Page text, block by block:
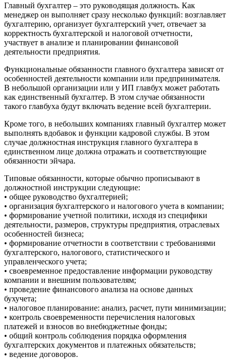
Главный бухгалтер – это руководящая должность. Как
менеджер он выполняет сразу несколько функций: возглавляет
бухгалтерию, организует бухгалтерский учет, отвечает за
корректность бухгалтерской и налоговой отчетности,
участвует в анализе и планировании финансовой
деятельности предприятия.
Функциональные обязанности главного бухгалтера зависят от
особенностей деятельности компании или предпринимателя.
В небольшой организации или у ИП главбух может работать
как единственный бухгалтер. В этом случае обязанности
такого главбуха будут включать ведение всей бухгалтерии.
Кроме того, в небольших компаниях главный бухгалтер может
выполнять вдобавок и функции кадровой службы. В этом
случае должностная инструкция главного бухгалтера в
единственном лице должна отражать и соответствующие
обязанности эйчара.
Типовые обязанности, которые обычно прописывают в
должностной инструкции следующие:
• общее руководство бухгалтерией;
• организация бухгалтерского и налогового учета в компании;
• формирование учетной политики, исходя из специфики
деятельности, размеров, структуры предприятия, отраслевых
особенностей бизнеса;
• формирование отчетности в соответствии с требованиями
бухгалтерского, налогового, статистического и
управленческого учета;
• своевременное предоставление информации руководству
компании и внешним пользователям;
• проведение финансового анализа на основе данных
бухучета;
• налоговое планирование: анализ, расчет, пути минимизации;
• контроль своевременности перечисления налоговых
платежей и взносов во внебюджетные фонды;
• общий контроль соблюдения порядка оформления
бухгалтерских документов и платежных обязательств;
• ведение договоров.